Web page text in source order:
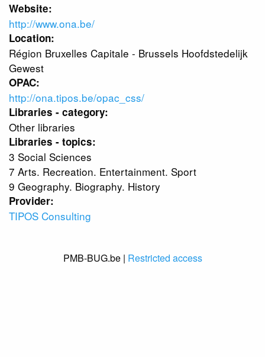
Website:
http://www.ona.be/
Location:
Région Bruxelles Capitale - Brussels Hoofdstedelijk
Gewest
OPAC:
http://ona.tipos.be/opac_css/
Libraries - category:
Other libraries
Libraries - topics:
3 Social Sciences
7 Arts. Recreation. Entertainment. Sport
9 Geography. Biography. History
Provider:
TIPOS Consulting
PMB-BUG.be | Restricted access